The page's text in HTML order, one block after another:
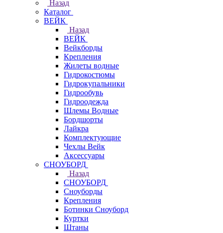
Назад
Каталог
ВЕЙК
Назад
ВЕЙК
Вейкборды
Крепления
Жилеты водные
Гидрокостюмы
Гидрокупальники
Гидрообувь
Гидроодежда
Шлемы Водные
Бордшорты
Лайкра
Комплектующие
Чехлы Вейк
Аксессуары
СНОУБОРД
Назад
СНОУБОРД
Сноуборды
Крепления
Ботинки Сноуборд
Куртки
Штаны